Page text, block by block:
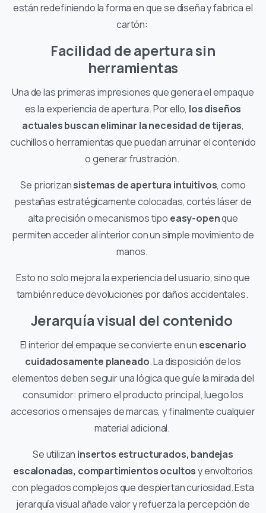
están redefiniendo la forma en que se diseña y fabrica el
cartón:
Facilidad de apertura sin
herramientas
Una de las primeras impresiones que genera el empaque
es la experiencia de apertura. Por ello, los diseños
actuales buscan eliminar la necesidad de tijeras,
cuchillos o herramientas que puedan arruinar el contenido
o generar frustración.
Se priorizansistemas de apertura intuitivos, como
pestañas estratégicamente colocadas, cortés láser de
alta precisión o mecanismos tipo easy-openque
permiten acceder al interior con un simple movimiento de
manos.
Esto no solo mejora la experiencia del usuario, sino que
también reduce devoluciones por daños accidentales.
Jerarquía visual del contenido
El interior del empaque se convierte en un escenario
cuidadosamente planeado. La disposición de los
elementos deben seguir una lógica que guíe la mirada del
consumidor: primero el producto principal, luego los
accesorios o mensajes de marcas, y finalmente cualquier
material adicional.
Se utilizan insertos estructurados, bandejas
escalonadas, compartimientos ocultosy envoltorios
con plegados complejos que despiertan curiosidad. Esta
jerarquía visual añade valor y refuerza la percepción de